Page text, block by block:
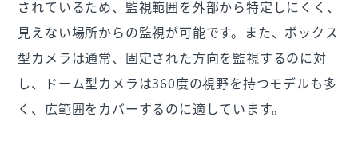
されているため、監視範囲を外部から特定しにくく、
見えない場所からの監視が可能です。また、ボックス
型カメラは通常、固定された方向を監視するのに対
し、ドーム型カメラは360度の視野を持つモデルも多
く、広範囲をカバーするのに適しています。